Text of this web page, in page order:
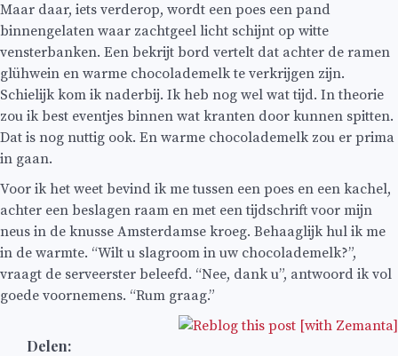
Maar daar, iets verderop, wordt een poes een pand
binnengelaten waar zachtgeel licht schijnt op witte
vensterbanken. Een bekrijt bord vertelt dat achter de ramen
glühwein en warme chocolademelk te verkrijgen zijn.
Schielijk kom ik naderbij. Ik heb nog wel wat tijd. In theorie
zou ik best eventjes binnen wat kranten door kunnen spitten.
Dat is nog nuttig ook. En warme chocolademelk zou er prima
in gaan.
Voor ik het weet bevind ik me tussen een poes en een kachel,
achter een beslagen raam en met een tijdschrift voor mijn
neus in de knusse Amsterdamse kroeg. Behaaglijk hul ik me
in de warmte. “Wilt u slagroom in uw chocolademelk?”,
vraagt de serveerster beleefd. “Nee, dank u”, antwoord ik vol
goede voornemens. “Rum graag.”
Delen: